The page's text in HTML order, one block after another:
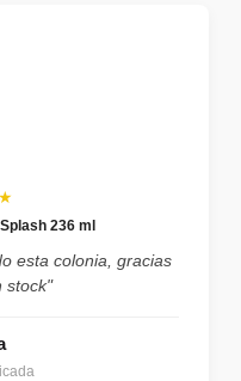
236 ml
esta colonia, gracias
stock"